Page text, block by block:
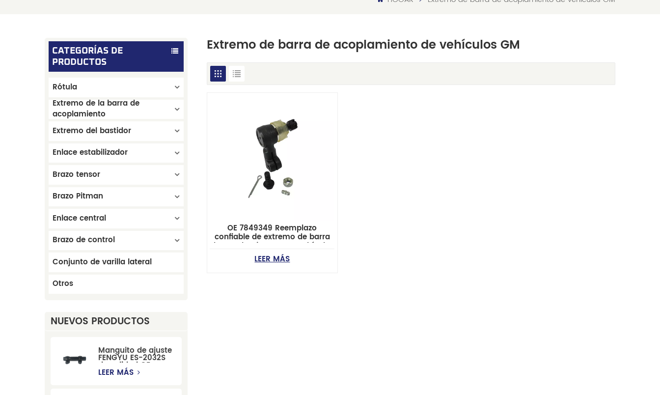
CATEGORÍAS DE
PRODUCTOS
Rótula
Extremo de la barra de
acoplamiento
Extremo del bastidor
Enlace estabilizador
Brazo tensor
Brazo Pitman
Enlace central
Brazo de control
Conjunto de varilla lateral
Otros
NUEVOS PRODUCTOS
Manguito de ajuste
FENGYU ES-2032S
de calidad OE para
Mercury, Pontiac,
LEER MÁS
Extremo de barra de acoplamiento de vehículos GM
OE 7849349 Reemplazo
confiable de extremo de barra
de acoplamiento para vehículos
GM
Chevrolet/Buick/Cadillac/Oldsmobile/Pontiac
LEER MÁS